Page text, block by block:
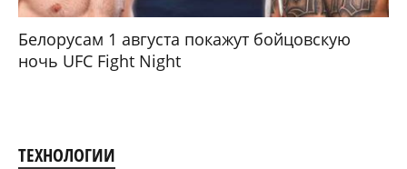
Белорусам 1 августа покажут бойцовскую
ночь UFC Fight Night
ТЕХНОЛОГИИ